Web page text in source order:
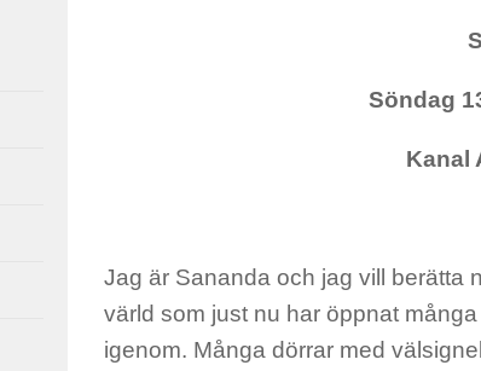
Söndag
Kanal
Jag är Sananda och jag vill berätta
värld som just nu har öppnat
igenom. Många dörrar med